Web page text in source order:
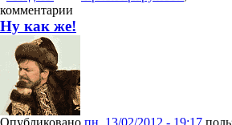
комментарии
Ну как же!
Опубликовано пн, 13/02/2012 - 19:17